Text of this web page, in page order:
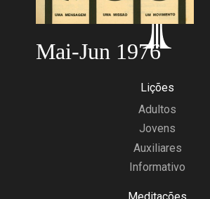
Mai-Jun 1976
Lições
Adultos
Jovens
Auxiliares
Informativo